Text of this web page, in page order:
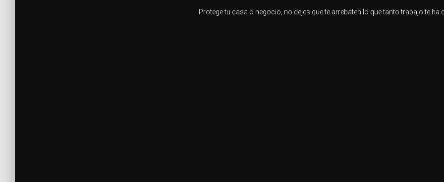
Protege tu casa o negocio, no dejes que te arrebaten lo que tanto trabajo te ha